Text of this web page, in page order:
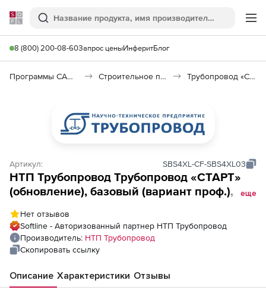
Softline
Поиск
8 (800) 200-08-60Запрос ценыИнферитБлог
Программы САПР и ГИС Строительное программное обеспечение Трубопровод «СТАРТ»
Артикул: SBS4XL-CF-SBS4XL03
НТП Трубопровод Трубопровод «СТАРТ»
(обновление), базовый (вариант проф.),
версий, 3-й год
еще
Нет отзывов
Softline - Авторизованный партнер НТП Трубопровод
Производитель: НТП Трубопровод
Скопировать ссылку
Описание Характеристики Отзывы